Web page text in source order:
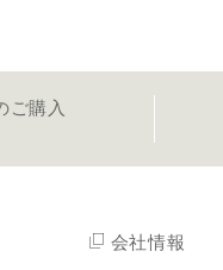
ご購入
会社情報